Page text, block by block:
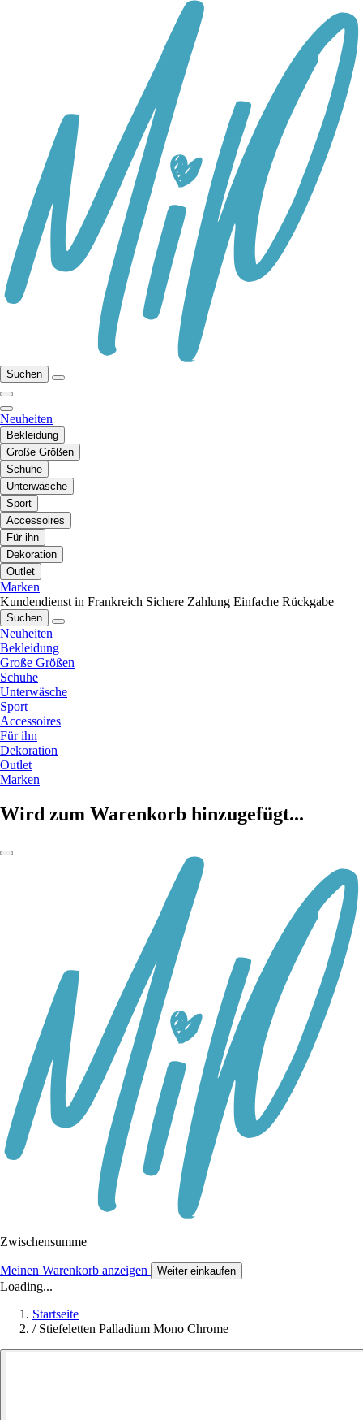
Suchen
Neuheiten
Bekleidung
Große Größen
Schuhe
Unterwäsche
Sport
Accessoires
Für ihn
Dekoration
Outlet
Marken
Kundendienst in Frankreich Sichere Zahlung Einfache Rückgabe
Suchen
Neuheiten
Bekleidung
Große Größen
Schuhe
Unterwäsche
Sport
Accessoires
Für ihn
Dekoration
Outlet
Marken
Wird zum Warenkorb hinzugefügt...
Zwischensumme
Meinen Warenkorb anzeigen Weiter einkaufen
Loading...
Startseite
/ Stiefeletten Palladium Mono Chrome